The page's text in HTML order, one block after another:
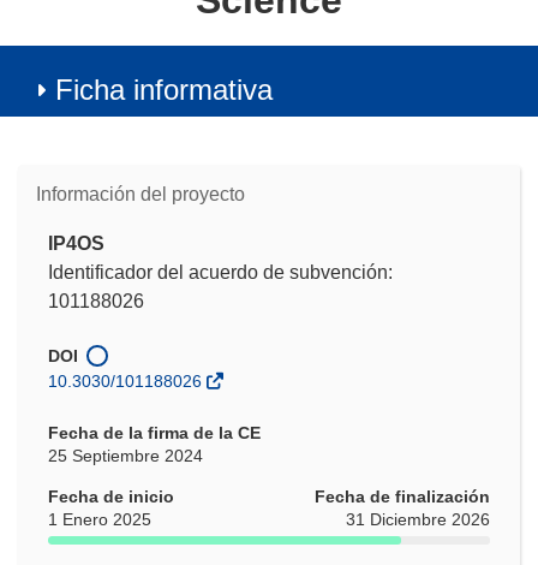
Ficha informativa
Información del proyecto
IP4OS
Identificador del acuerdo de subvención:
101188026
DOI
10.3030/101188026
Fecha de la firma de la CE
25 Septiembre 2024
Fecha de inicio
1 Enero 2025
Fecha de finalización
31 Diciembre 2026